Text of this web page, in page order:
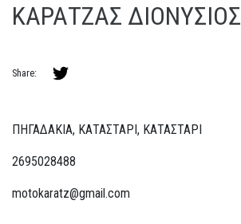
ΚΑΡΑΤΖΑΣ ΔΙΟΝΥΣΙΟΣ
Share:
ΠΗΓΑΔΑΚΙΑ, ΚΑΤΑΣΤΑΡΙ, ΚΑΤΑΣΤΑΡΙ
2695028488
motokaratz@gmail.com